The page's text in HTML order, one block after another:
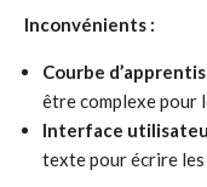
Inconvénients :
Courbe
être complexe pour
Interface
texte pour écrire